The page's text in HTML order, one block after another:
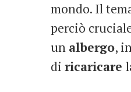
mondo. Il
perciò
un albergo,
di ricaricare